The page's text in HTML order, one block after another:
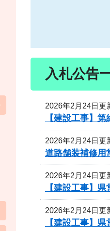
入札公告
2026年2月24日更
【建設工事】
2026年2月24日更
道路舗装補修用
2026年2月24日更
【建設工事】
2026年2月24日更
【建設工事】